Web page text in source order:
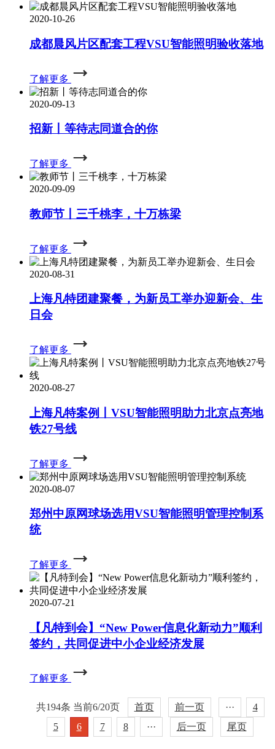
2020-10-26
成都晨风片区配套工程VSU智能照明验收落地
了解更多
2020-09-13
招新丨等待志同道合的你
了解更多
2020-09-09
教师节丨三千桃李，十万栋梁
了解更多
2020-08-31
上海凡特团建聚餐，为新员工举办迎新会、生
日会
了解更多
2020-08-27
上海凡特案例丨VSU智能照明助力北京点亮地
铁27号线
了解更多
2020-08-07
郑州中原网球场选用VSU智能照明管理控制系
统
了解更多
2020-07-21
【凡特到会】“New Power信息化新动力”顺利
签约，共同促进中小企业经济发展
了解更多
共194条 当前6/20页 首页 前一页 ···
4
5
6 7 8 ··· 后一页 尾页